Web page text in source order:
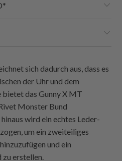
sich dadurch aus, dass es
der Uhr und dem
bietet das Gunny X MT
Monster Bund
wird ein echtes Leder-
um ein zweiteiliges
und ein
zu erstellen.